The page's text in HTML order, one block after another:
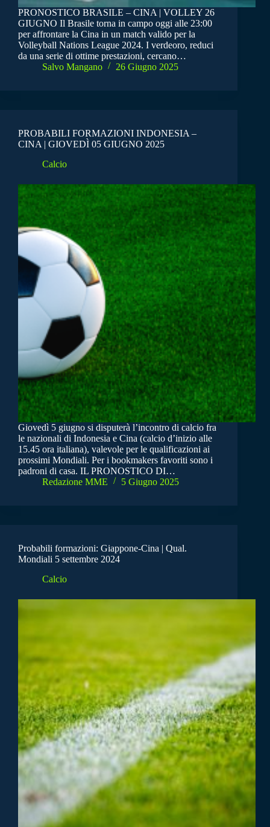
PRONOSTICO BRASILE – CINA | VOLLEY 26
GIUGNO Il Brasile torna in campo oggi alle 23:00
per affrontare la Cina in un match valido per la
Volleyball Nations League 2024. I verdeoro, reduci
da una serie di ottime prestazioni, cercano…
Salvo Mangano
26 Giugno 2025
PROBABILI FORMAZIONI INDONESIA –
CINA | GIOVEDÌ 05 GIUGNO 2025
Calcio
Giovedì 5 giugno si disputerà l’incontro di calcio fra
le nazionali di Indonesia e Cina (calcio d’inizio alle
15.45 ora italiana), valevole per le qualificazioni ai
prossimi Mondiali. Per i bookmakers favoriti sono i
padroni di casa. IL PRONOSTICO DI…
Redazione MME
5 Giugno 2025
Probabili formazioni: Giappone-Cina | Qual.
Mondiali 5 settembre 2024
Calcio